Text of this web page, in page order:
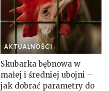
AKTUALNOŚCI
Skubarka bębnowa w
małej i średniej ubojni –
jak dobrać parametry do